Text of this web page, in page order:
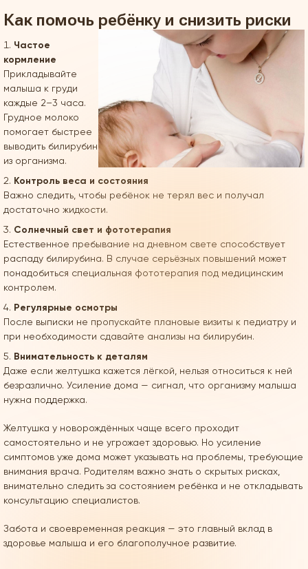
Как помочь ребёнку и снизить риски
Частое
кормление
Прикладывайте
малыша к груди
каждые 2–3 часа.
Грудное молоко
помогает быстрее
выводить билирубин
из организма.
Контроль веса и состояния
Важно следить, чтобы ребёнок не терял вес и получал
достаточно жидкости.
Солнечный свет и фототерапия
Естественное пребывание на дневном свете способствует
распаду билирубина. В случае серьёзных повышений может
понадобиться специальная фототерапия под медицинским
контролем.
Регулярные осмотры
После выписки не пропускайте плановые визиты к педиатру и
при необходимости сдавайте анализы на билирубин.
Внимательность к деталям
Даже если желтушка кажется лёгкой, нельзя относиться к ней
безразлично. Усиление дома — сигнал, что организму малыша
нужна поддержка.
Желтушка у новорождённых чаще всего проходит
самостоятельно и не угрожает здоровью. Но усиление
симптомов уже дома может указывать на проблемы, требующие
внимания врача. Родителям важно знать о скрытых рисках,
внимательно следить за состоянием ребёнка и не откладывать
консультацию специалистов.
Забота и своевременная реакция — это главный вклад в
здоровье малыша и его благополучное развитие.